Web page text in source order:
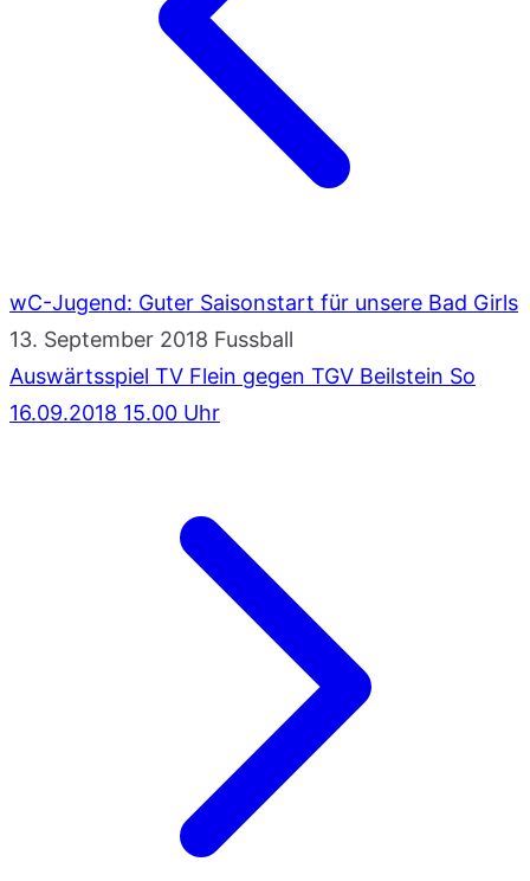
wC-Jugend: Guter Saisonstart für unsere Bad Girls
13. September 2018 Fussball
Auswärtsspiel TV Flein gegen TGV Beilstein So
16.09.2018 15.00 Uhr